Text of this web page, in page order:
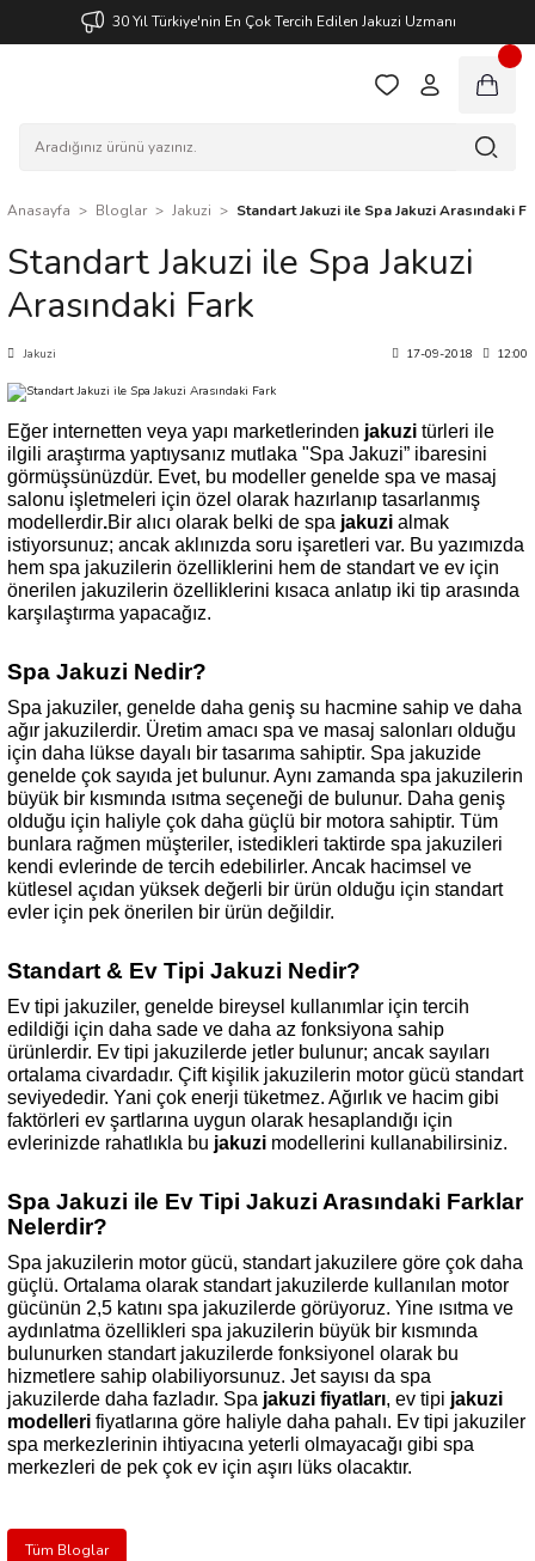
30 Yıl Türkiye'nin En Çok Tercih Edilen Jakuzi Uzmanı
Anasayfa Bloglar Jakuzi Standart Jakuzi ile Spa Jakuzi Arasındaki
Standart Jakuzi ile Spa Jakuzi
Arasındaki Fark
Jakuzi 17-09-2018 12:00
Eğer internetten veya yapı marketlerinden jakuzi türleri ile
ilgili araştırma yaptıysanız mutlaka "Spa Jakuzi” ibaresini
görmüşsünüzdür. Evet, bu modeller genelde spa ve masaj
salonu işletmeleri için özel olarak hazırlanıp tasarlanmış
modellerdir.Bir alıcı olarak belki de spa jakuzi almak
istiyorsunuz; ancak aklınızda soru işaretleri var. Bu yazımızda
hem spa jakuzilerin özelliklerini hem de standart ve ev için
önerilen jakuzilerin özelliklerini kısaca anlatıp iki tip arasında
karşılaştırma yapacağız.
Spa Jakuzi Nedir?
Spa jakuziler, genelde daha geniş su hacmine sahip ve daha
ağır jakuzilerdir. Üretim amacı spa ve masaj salonları olduğu
için daha lükse dayalı bir tasarıma sahiptir. Spa jakuzide
genelde çok sayıda jet bulunur. Aynı zamanda spa jakuzilerin
büyük bir kısmında ısıtma seçeneği de bulunur. Daha geniş
olduğu için haliyle çok daha güçlü bir motora sahiptir. Tüm
bunlara rağmen müşteriler, istedikleri taktirde spa jakuzileri
kendi evlerinde de tercih edebilirler. Ancak hacimsel ve
kütlesel açıdan yüksek değerli bir ürün olduğu için standart
evler için pek önerilen bir ürün değildir.
Standart & Ev Tipi Jakuzi Nedir?
Ev tipi jakuziler, genelde bireysel kullanımlar için tercih
edildiği için daha sade ve daha az fonksiyona sahip
ürünlerdir. Ev tipi jakuzilerde jetler bulunur; ancak sayıları
ortalama civardadır. Çift kişilik jakuzilerin motor gücü standart
seviyededir. Yani çok enerji tüketmez. Ağırlık ve hacim gibi
faktörleri ev şartlarına uygun olarak hesaplandığı için
evlerinizde rahatlıkla bu jakuzi modellerini kullanabilirsiniz.
Spa Jakuzi ile Ev Tipi Jakuzi Arasındaki Farklar
Nelerdir?
Spa jakuzilerin motor gücü, standart jakuzilere göre çok daha
güçlü. Ortalama olarak standart jakuzilerde kullanılan motor
gücünün 2,5 katını spa jakuzilerde görüyoruz. Yine ısıtma ve
aydınlatma özellikleri spa jakuzilerin büyük bir kısmında
bulunurken standart jakuzilerde fonksiyonel olarak bu
hizmetlere sahip olabiliyorsunuz. Jet sayısı da spa
jakuzilerde daha fazladır. Spa jakuzi fiyatları, ev tipi jakuzi
modelleri fiyatlarına göre haliyle daha pahalı. Ev tipi jakuziler
spa merkezlerinin ihtiyacına yeterli olmayacağı gibi spa
merkezleri de pek çok ev için aşırı lüks olacaktır.
Tüm Bloglar